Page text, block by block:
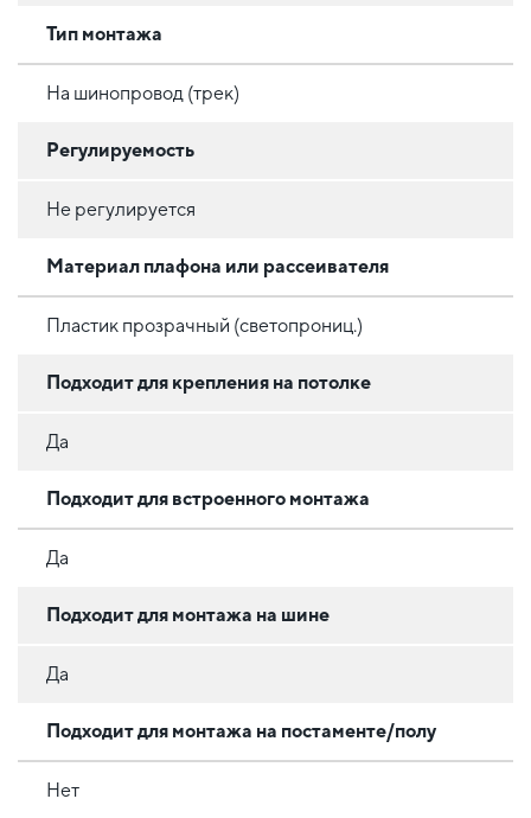
Тип монтажа
На шинопровод (трек)
Регулируемость
Не регулируется
Материал плафона или рассеивателя
Пластик прозрачный (светопрониц.)
Подходит для крепления на потолке
Да
Подходит для встроенного монтажа
Да
Подходит для монтажа на шине
Да
Подходит для монтажа на постаменте/полу
Нет